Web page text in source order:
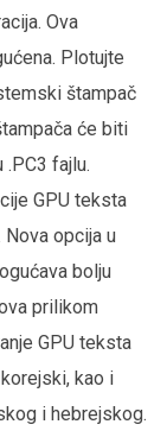
Ova
Plotujte
štampač
će biti
fajlu.
GPU teksta
opcija u
bolju
prilikom
GPU teksta
kao i
i hebrejskog.